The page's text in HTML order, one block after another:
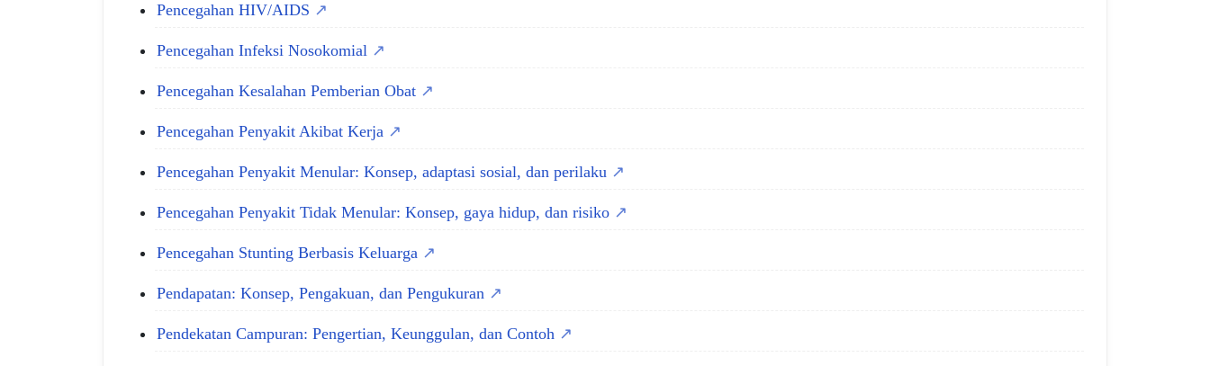
Pencegahan HIV/AIDS
Pencegahan Infeksi Nosokomial
Pencegahan Kesalahan Pemberian Obat
Pencegahan Penyakit Akibat Kerja
Pencegahan Penyakit Menular: Konsep, adaptasi sosial, dan perilaku
Pencegahan Penyakit Tidak Menular: Konsep, gaya hidup, dan risiko
Pencegahan Stunting Berbasis Keluarga
Pendapatan: Konsep, Pengakuan, dan Pengukuran
Pendekatan Campuran: Pengertian, Keunggulan, dan Contoh